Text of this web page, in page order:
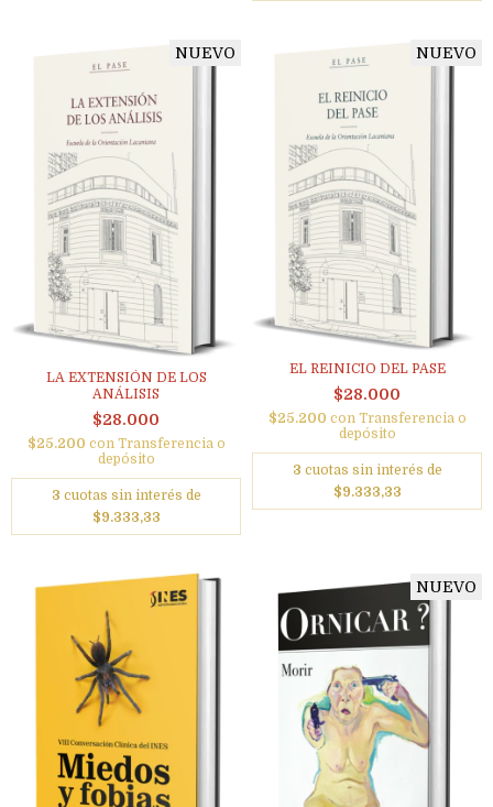
NUEVO
LA EXTENSIÓN DE LOS
ANÁLISIS
$28.000
$25.200 con Transferencia o
depósito
3 cuotas sin interés de
$9.333,33
NUEVO
EL REINICIO DEL PASE
$28.000
$25.200 con Transferencia o
depósito
3 cuotas sin interés de
$9.333,33
NUEVO